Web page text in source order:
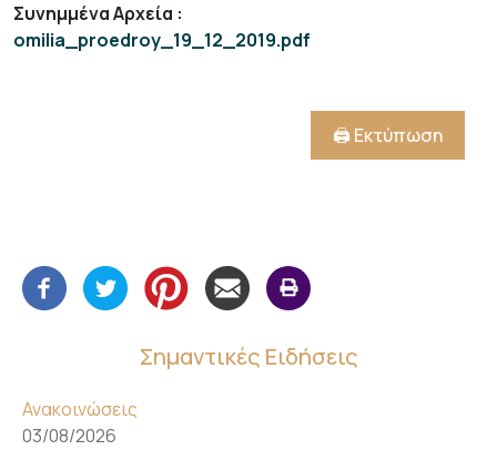
Σημαντικές Ειδήσεις
Ανακοινώσεις
03/08/2026
Συνημμένα Αρχεία :
omilia_proedroy_19_12_2019.pdf
🖨️ Εκτύπωση